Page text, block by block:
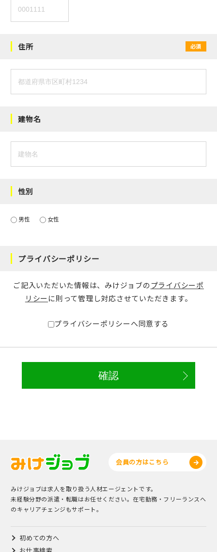
住所 必須
建物名
性別
男性 女性
プライバシーポリシー
ご記入いただいた情報は、みけジョブのプライバシーポ
リシー に則って管理し対応させていただきます。
プライバシーポリシーへ同意する
会員の方はこちら
みけジョブは求人を取り扱う人材エージェントです。
未経験分野の派遣・転職はお任せください。在宅勤務・フリーランスへ
のキャリアチェンジもサポート。
初めての方へ
お仕事検索